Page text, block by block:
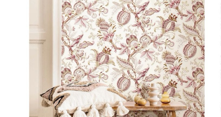
About Us
เข้าสู่ระบบ
Wish List